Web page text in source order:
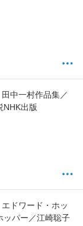
田中一村作品集／
NHK出版
エドワード・ホッ
ッパー／江崎聡子